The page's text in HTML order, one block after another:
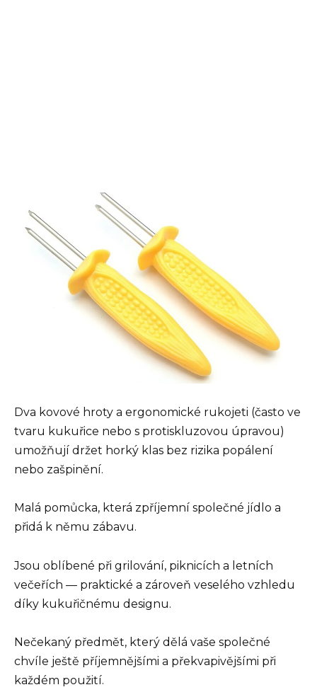
Dva kovové hroty a ergonomické rukojeti (často ve
tvaru kukuřice nebo s protiskluzovou úpravou)
umožňují držet horký klas bez rizika popálení
nebo zašpinění.
Malá pomůcka, která zpříjemní společné jídlo a
přidá k němu zábavu.
Jsou oblíbené při grilování, piknicích a letních
večeřích — praktické a zároveň veselého vzhledu
díky kukuřičnému designu.
Nečekaný předmět, který dělá vaše společné
chvíle ještě příjemnějšími a překvapivějšími při
každém použití.